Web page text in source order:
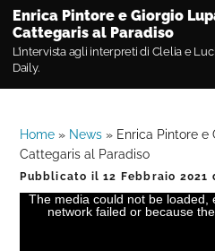
Enrica Pintore e Giorgio
Cattegaris al Paradiso
L’intervista agli interpreti di Clelia e
Daily.
Home » News » Enrica Pintore e
Cattegaris al Paradiso
Pubblicato il12 Febbraio 2021
The media could not be loaded,
network failed or because